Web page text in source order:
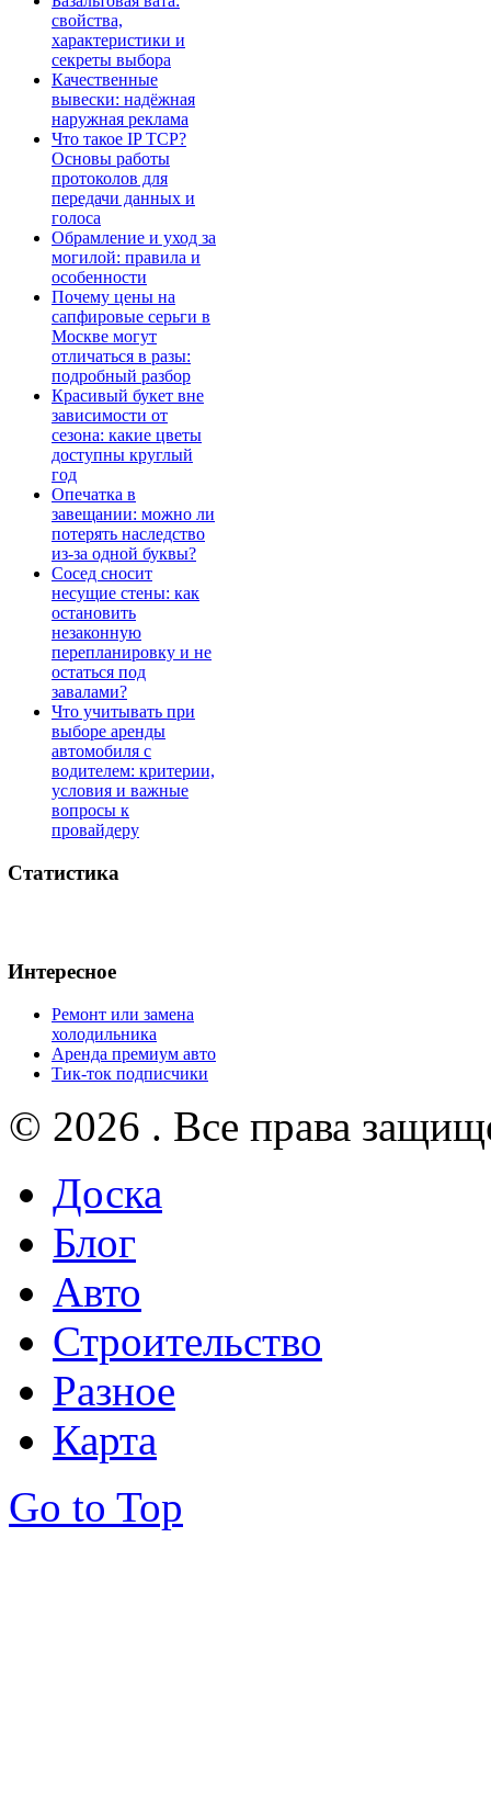
свойства,
характеристики и
секреты выбора
Качественные
вывески: надёжная
наружная реклама
Что такое IP TCP?
Основы работы
протоколов для
передачи данных и
голоса
Обрамление и уход за
могилой: правила и
особенности
Почему цены на
сапфировые серьги в
Москве могут
отличаться в разы:
подробный разбор
Красивый букет вне
зависимости от
сезона: какие цветы
доступны круглый
год
Опечатка в
завещании: можно ли
потерять наследство
из-за одной буквы?
Сосед сносит
несущие стены: как
остановить
незаконную
перепланировку и не
остаться под
завалами?
Что учитывать при
выборе аренды
автомобиля с
водителем: критерии,
условия и важные
вопросы к
провайдеру
Статистика
Интересное
Ремонт или замена
холодильника
Аренда премиум авто
Тик-ток подписчики
© 2026 . Все права
Доска
Блог
Авто
Строительство
Разное
Карта
Go to Top